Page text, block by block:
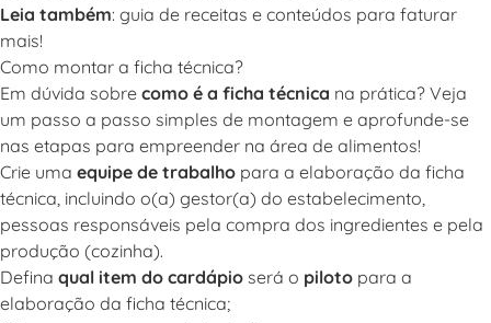
Leia também: guia de receitas e conteúdos para faturar
mais!
Como montar a ficha técnica?
Em dúvida sobre como é a ficha técnica na prática? Veja
um passo a passo simples de montagem e aprofunde-se
nas etapas para empreender na área de alimentos!
Crie uma equipe de trabalho para a elaboração da ficha
técnica, incluindo o(a) gestor(a) do estabelecimento,
pessoas responsáveis pela compra dos ingredientes e pela
produção (cozinha).
Defina qual item do cardápio será o piloto para a
elaboração da ficha técnica;